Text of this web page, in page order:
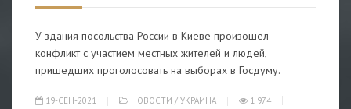
У здания посольства России в Киеве произошел
конфликт с участием местных жителей и людей,
пришедших проголосовать на выборах в Госдуму.
19-СЕН-2021 НОВОСТИ / УКРАИНА 1 974